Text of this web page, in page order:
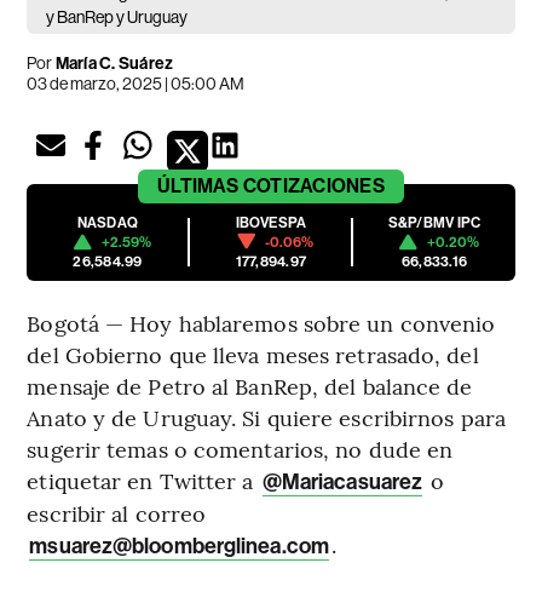
y BanRep y Uruguay
PorMaría C. Suárez
03 de marzo, 2025 | 05:00 AM
ÚLTIMAS COTIZACIONES
NASDAQ
+2.59%
26,584.99
IBOVESPA
-0.06%
177,894.97
S&P/BMV IPC
+0.20%
66,833.16
Bogotá — Hoy hablaremos sobre un convenio
del Gobierno que lleva meses retrasado, del
mensaje de Petro al BanRep, del balance de
Anato y de Uruguay. Si quiere escribirnos para
sugerir temas o comentarios, no dude en
etiquetar en Twitter a @Mariacasuarez o
escribir al correo
msuarez@bloomberglinea.com.